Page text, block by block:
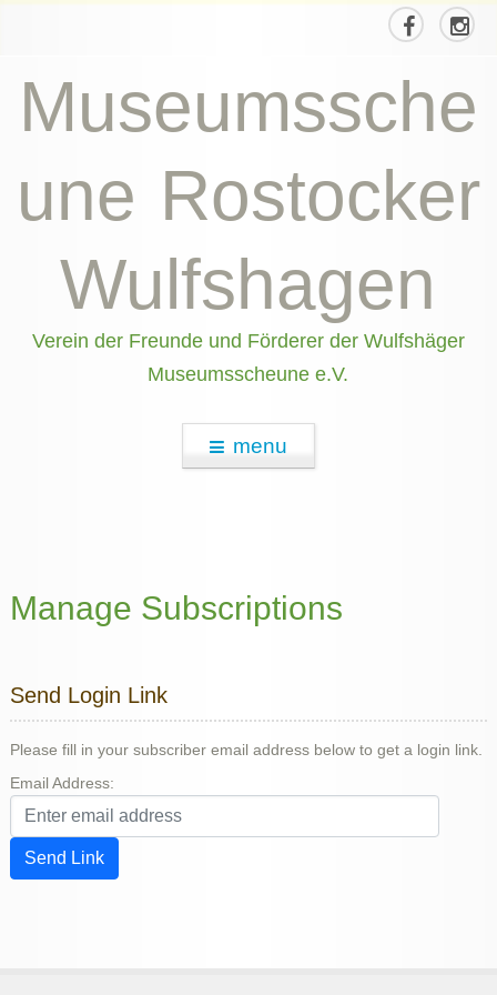
Museumssche
une Rostocker
Wulfshagen
Verein der Freunde und Förderer der Wulfshäger
Museumsscheune e.V.
menu
Manage Subscriptions
Send Login Link
Please fill in your subscriber email address below to get a login link.
Email Address:
Send Link